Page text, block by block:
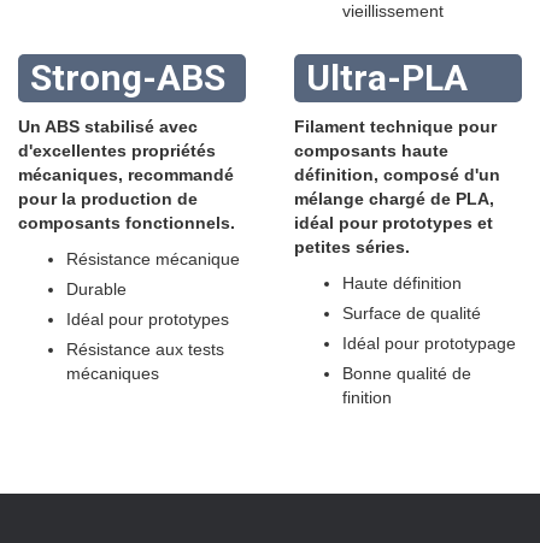
vieillissement
Strong-ABS
Un ABS stabilisé avec
d'excellentes propriétés
mécaniques, recommandé
pour la production de
composants fonctionnels.
Résistance mécanique
Durable
Idéal pour prototypes
Résistance aux tests
mécaniques
Ultra-PLA
Filament technique pour
composants haute
définition, composé d'un
mélange chargé de PLA,
idéal pour prototypes et
petites séries.
Haute définition
Surface de qualité
Idéal pour prototypage
Bonne qualité de
finition